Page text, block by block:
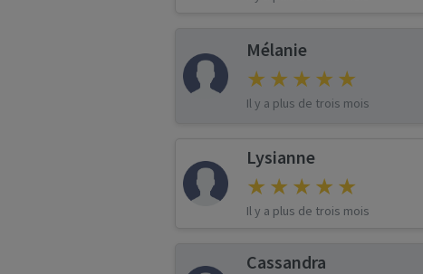
Mélanie
Il y a plus de trois mois
Lysianne
Il y a plus de trois mois
Cassandra